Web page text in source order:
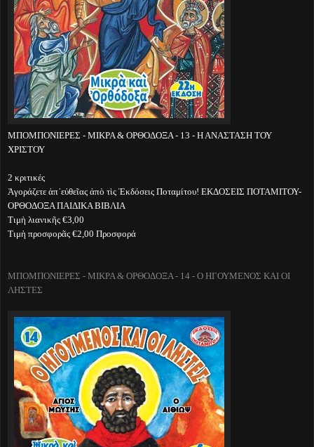
ΜΠΟΜΠΟΝΙΕΡΕΣ - ΜΙΚΡΑ & ΟΡΘΟΔΟΞΑ - 13 - Η ΑΝΑΣΤΑΣΗ ΤΟΥ
ΧΡΙΣΤΟΥ
2 κριτικές
Ἀγοράζετε ἀπ᾽εὐθεῖας ἀπὸ τὶς Ἐκδόσεις Ποταμίτου! ΕΚΔΟΣΕΙΣ ΠΟΤΑΜΙΤΟΥ-
ΟΡΘΟΔΟΞΑ ΠΑΙΔΙΚΑ ΒΙΒΛΙΑ
Τιμὴ λιανικῆς €3,00
Τιμὴ προσφορᾶς €2,00 Προσφορά
ΜΠΟΜΠΟΝΙΕΡΕΣ - ΜΙΚΡΑ & ΟΡΘΟΔΟΞΑ - 14 - Ο ΗΓΟΥΜΕΝΟΣ ΚΑΙ ΟΙ
ΛΗΣΤΕΣ